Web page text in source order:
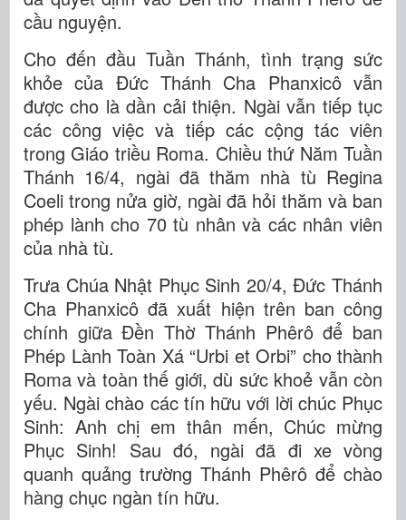
cầu nguyện.
Cho đến đầu Tuần Thánh, tình trạng sức
khỏe của Đức Thánh Cha Phanxicô vẫn
được cho là dần cải thiện. Ngài vẫn tiếp tục
các công việc và tiếp các cộng tác viên
trong Giáo triều Roma. Chiều thứ Năm Tuần
Thánh 16/4, ngài đã thăm nhà tù Regina
Coeli trong nửa giờ, ngài đã hỏi thăm và ban
phép lành cho 70 tù nhân và các nhân viên
của nhà tù.
Trưa Chúa Nhật Phục Sinh 20/4, Đức Thánh
Cha Phanxicô đã xuất hiện trên ban công
chính giữa Đền Thờ Thánh Phêrô để ban
Phép Lành Toàn Xá “Urbi et Orbi” cho thành
Roma và toàn thế giới, dù sức khoẻ vẫn còn
yếu. Ngài chào các tín hữu với lời chúc Phục
Sinh: Anh chị em thân mến, Chúc mừng
Phục Sinh! Sau đó, ngài đã đi xe vòng
quanh quảng trường Thánh Phêrô để chào
hàng chục ngàn tín hữu.